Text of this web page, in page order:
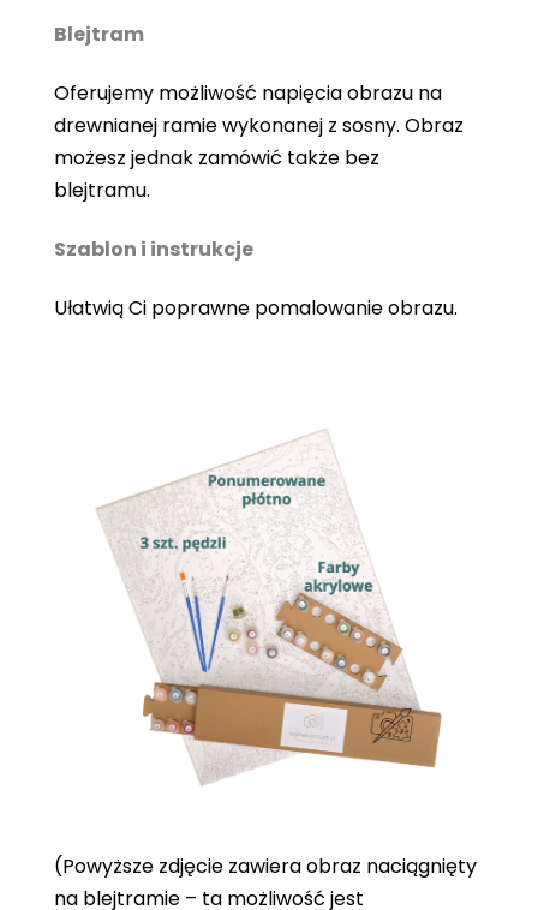
Blejtram
Oferujemy możliwość napięcia obrazu na
drewnianej ramie wykonanej z sosny. Obraz
możesz jednak zamówić także bez
blejtramu.
Szablon i instrukcje
Ułatwią Ci poprawne pomalowanie obrazu.
(Powyższe zdjęcie zawiera obraz naciągnięty
na blejtramie – ta możliwość jest